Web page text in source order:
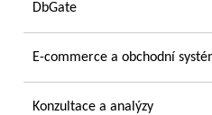
DbGate
E-commerce a obchodní
Konzultace a analýzy